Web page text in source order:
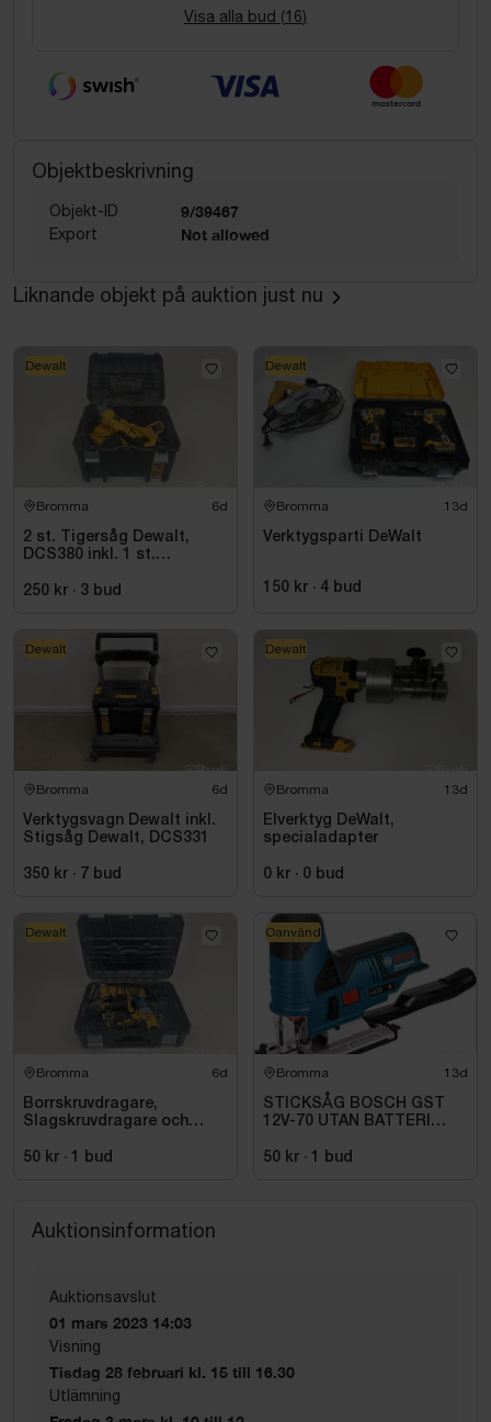
Visa alla bud (16)
Objektbeskrivning
Objekt-ID 9/39467
Export Not allowed
Liknande objekt på auktion just nu
Bromma 6d
2 st. Tigersåg Dewalt,
DCS380 inkl. 1 st.
250 kr · 3 bud
Dewalt
Bromma 13d
Verktygsparti DeWalt
150 kr · 4 bud
Dewalt
Bromma 6d
Verktygsvagn Dewalt inkl.
Stigsåg Dewalt, DCS331
350 kr · 7 bud
Dewalt
Bromma 13d
Elverktyg DeWalt,
specialadapter
0 kr · 0 bud
Dewalt
Bromma 6d
Borrskruvdragare,
Slagskruvdragare och
50 kr · 1 bud
Dewalt
Bromma 13d
STICKSÅG BOSCH GST
12V-70 UTAN BATTERI
50 kr · 1 bud
Oanvänd
Auktionsinformation
Auktionsavslut
01 mars 2023 14:03
Visning
Tisdag 28 februari kl. 15 till 16.30
Utlämning